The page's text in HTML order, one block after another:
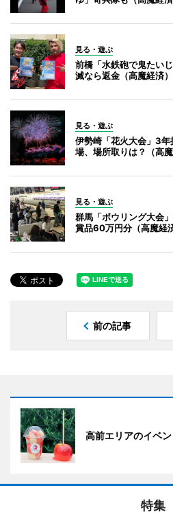
見る・遊ぶ
前橋「水鉄砲で鬼たい
滅なら返金（高魔経済）
見る・遊ぶ
伊勢崎「花火大会」3
場、場所取りは？（高魔
見る・遊ぶ
群馬「ボウリング大会
賞品60万円分（高魔経済
前の記事
高前エリアのイベ
特集